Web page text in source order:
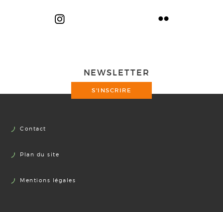
NEWSLETTER
S'INSCRIRE
Contact
Plan du site
Mentions légales